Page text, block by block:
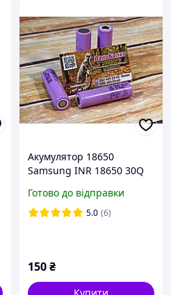
Акумулятор 18650
Samsung INR 18650 30Q
Li-Ion, Високострумовий
Готово до відправки
5.0 (6)
150₴